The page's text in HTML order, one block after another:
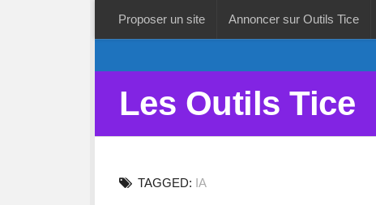
Proposer un site Annoncer sur Outils Tice
Les Outils Tice
TAGGED: IA